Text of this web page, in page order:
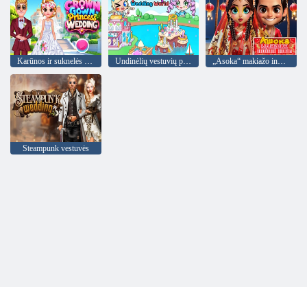
Karūnos ir suknelės princesės vestuvės Undinėlių vestuvių pasaulis „Asoka“ makiažo indėnų nuotaka
Steampunk vestuvės